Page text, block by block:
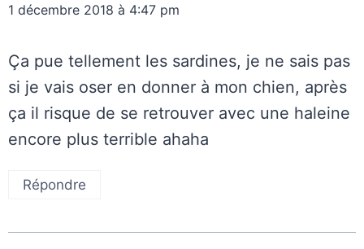
1 décembre 2018 à 4:47 pm
Ça pue tellement les sardines, je ne sais pas
si je vais oser en donner à mon chien, après
ça il risque de se retrouver avec une haleine
encore plus terrible ahaha
Répondre